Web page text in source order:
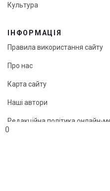
0
Культура
ІНФОРМАЦІЯ
Правила використання сайту
Про нас
Карта сайту
Наші автори
Редакційна політика онлайн-